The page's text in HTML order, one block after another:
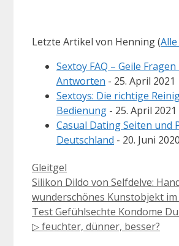
Letzte Artikel von Henning(
Sextoy FAQ – Geile
Antworten - 25. April 2021
Sextoys: Die richtige
Bedienung - 25. April 2021
Casual Dating Seiten und
Deutschland - 20. Juni 2020
Kategorien
Gleitgel
Silikon Dildo von Selfdelve:
wunderschönes Kunstobjekt im
Test Gefühlsechte Kondome
▷ feuchter, dünner, besser?